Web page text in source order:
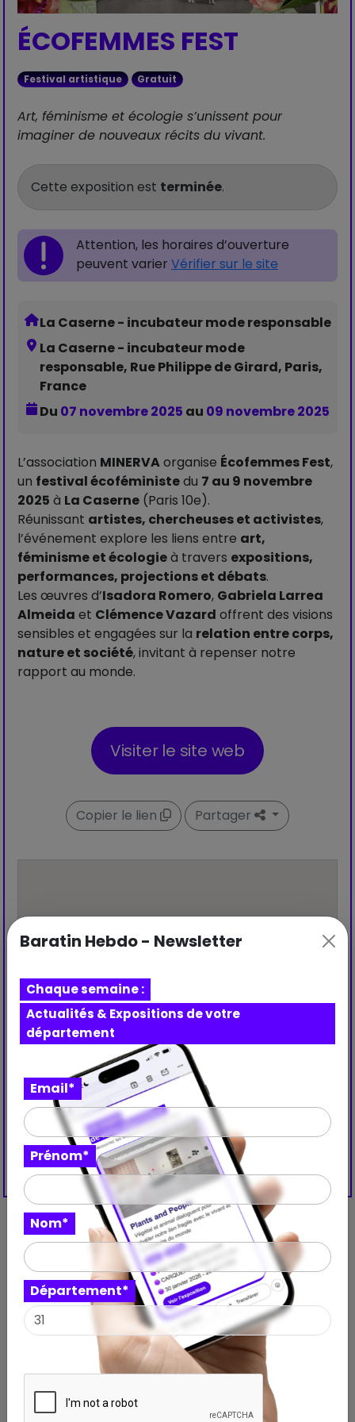
ÉCOFEMMES FEST
Festival artistique Gratuit
Art, féminisme et écologie s’unissent pour
imaginer de nouveaux récits du vivant.
Cette exposition est terminée.
Attention, les horaires d’ouverture
peuvent varier Vérifier sur le site
La Caserne - incubateur mode responsable
La Caserne - incubateur mode
responsable, Rue Philippe de Girard, Paris,
France
Du 07 novembre 2025 au 09 novembre 2025
L’association MINERVAorganise Écofemmes Fest,
un festival écoféministedu 7 au 9 novembre
2025 à La Caserne (Paris 10e).
Réunissant artistes, chercheuses et activistes,
l’événement explore les liens entre art,
féminisme et écologieà travers expositions,
performances, projections et débats.
Les œuvres d’Isadora Romero, Gabriela Larrea
Almeida et Clémence Vazard offrent des visions
sensibles et engagées sur la relation entre corps,
nature et société, invitant à repenser notre
rapport au monde.
Visiter le site web
Copier le lien Partager
Découvrez aussi ces
expositions à proximité
Baratin Hebdo - Newsletter
Chaque semaine :
Actualités & Expositions de votre
département
Email*
Prénom*
Nom*
Département*